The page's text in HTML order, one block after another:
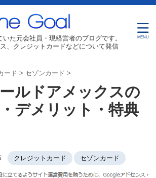
た元会社員・現経営者のブログです。
、クレジットカードなどについて発信
ード > セゾンカード >
ルドアメックスの
デメリット・特典
クレジットカード セゾンカード